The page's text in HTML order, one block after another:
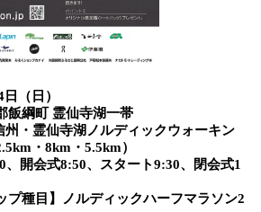
（日）
飯綱町 霊仙寺湖一帯
州・霊仙寺湖ノルディックウォーキン
・8km・5.5km）
、開会式8:50、スタート9:30、閉会式1
プ種目】ノルディックハーフマラソン2